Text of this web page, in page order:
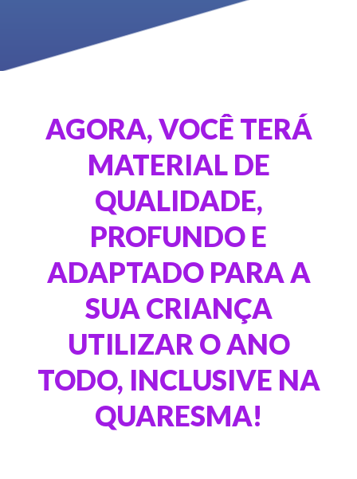
AGORA, VOCÊ TERÁ
MATERIAL DE
QUALIDADE,
PROFUNDO E
ADAPTADO PARA A
SUA CRIANÇA
UTILIZAR O ANO
TODO, INCLUSIVE NA
QUARESMA!